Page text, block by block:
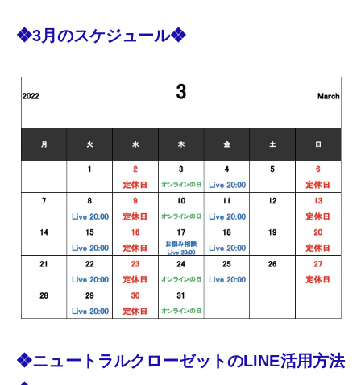
❖3月のスケジュール❖
❖ニュートラルクローゼットのLINE活用方法